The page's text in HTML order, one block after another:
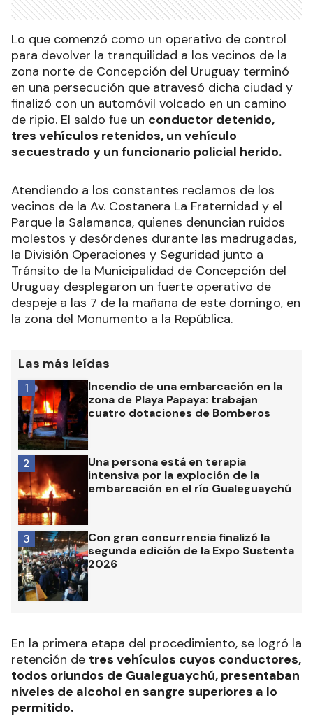
Lo que comenzó como un operativo de control
para devolver la tranquilidad a los vecinos de la
zona norte de Concepción del Uruguay terminó
en una persecución que atravesó dicha ciudad y
finalizó con un automóvil volcado en un camino
de ripio. El saldo fue un conductor detenido,
tres vehículos retenidos, un vehículo
secuestrado y un funcionario policial herido.
Atendiendo a los constantes reclamos de los
vecinos de la Av. Costanera La Fraternidad y el
Parque la Salamanca, quienes denuncian ruidos
molestos y desórdenes durante las madrugadas,
la División Operaciones y Seguridad junto a
Tránsito de la Municipalidad de Concepción del
Uruguay desplegaron un fuerte operativo de
despeje a las 7 de la mañana de este domingo, en
la zona del Monumento a la República.
Las más leídas
Incendio de una embarcación en la
zona de Playa Papaya: trabajan
cuatro dotaciones de Bomberos
1
Una persona está en terapia
intensiva por la exploción de la
embarcación en el río Gualeguaychú
2
Con gran concurrencia finalizó la
segunda edición de la Expo Sustenta
2026
3
En la primera etapa del procedimiento, se logró la
retención de tres vehículos cuyos conductores,
todos oriundos de Gualeguaychú, presentaban
niveles de alcohol en sangre superiores a lo
permitido.